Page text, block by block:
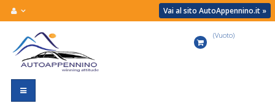
Vai al sito AutoAppennino.it »
Navigazione
Toggle
(Vuoto)